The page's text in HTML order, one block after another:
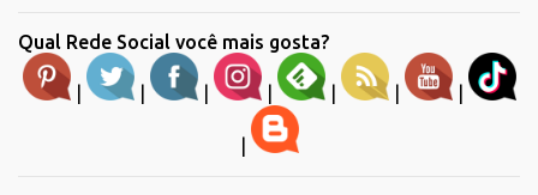
Qual Rede Social você mais gosta?
| | | | | | |